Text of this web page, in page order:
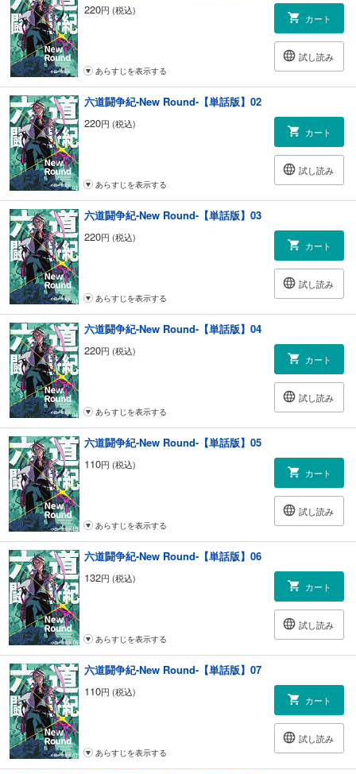
220円 (税込)
カート
試し読み
あらすじを表示する
六道闘争紀-New Round-【単話版】02
220円 (税込)
カート
試し読み
あらすじを表示する
六道闘争紀-New Round-【単話版】03
220円 (税込)
カート
試し読み
あらすじを表示する
六道闘争紀-New Round-【単話版】04
220円 (税込)
カート
試し読み
あらすじを表示する
六道闘争紀-New Round-【単話版】05
110円 (税込)
カート
試し読み
あらすじを表示する
六道闘争紀-New Round-【単話版】06
132円 (税込)
カート
試し読み
あらすじを表示する
六道闘争紀-New Round-【単話版】07
110円 (税込)
カート
試し読み
あらすじを表示する